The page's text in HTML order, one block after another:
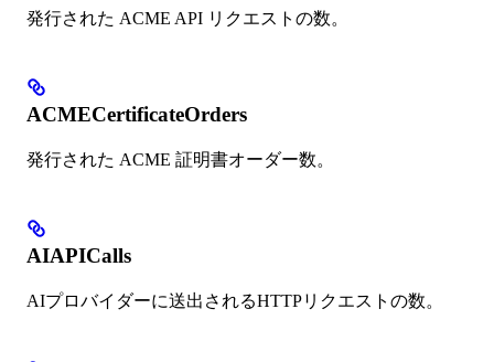
発行された ACME API リクエストの数。
ACMECertificateOrders
発行された ACME 証明書オーダー数。
AIAPICalls
AIプロバイダーに送出されるHTTPリクエストの数。